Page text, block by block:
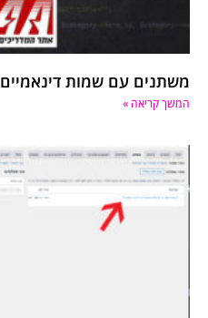
משתנים עם שמות דינאמיים ב-PHP
המשך קריאה »